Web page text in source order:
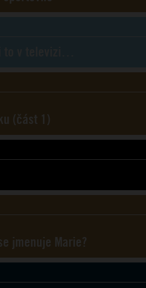
(část 1)
jmenuje Marie?